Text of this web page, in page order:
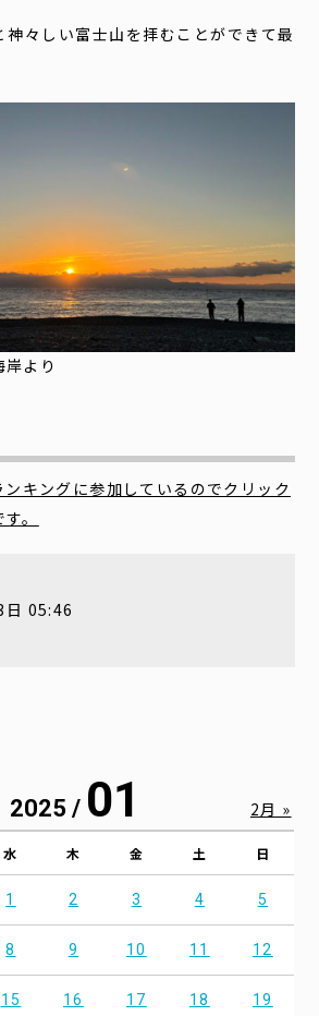
々しい富士山を拝むことができて最
より
ンキングに参加しているのでクリック
。
05:46
2025 / 01
水 木 金 土 日
1 2 3 4 5
8 9 10 11 12
15 16 17 18 19
2月 »